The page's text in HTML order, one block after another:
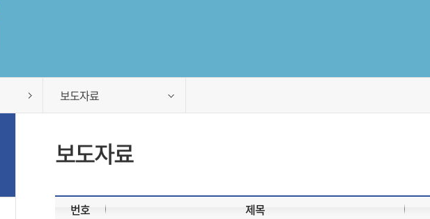
보도자료
보도자료
번호 제목